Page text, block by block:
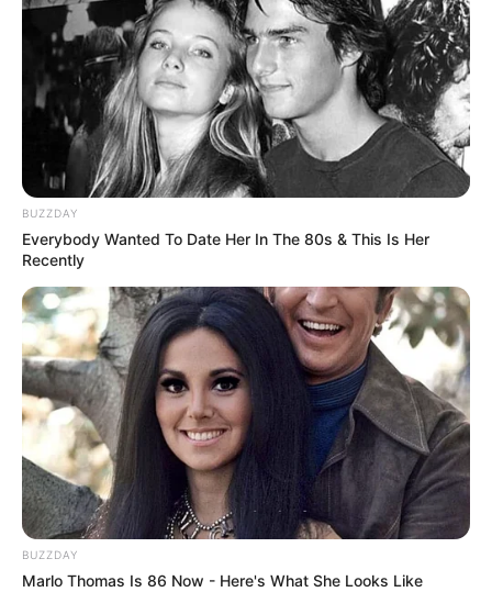
Категорії
Без рубрики
Гарячi
Культура
Нам пишуть
Партнерські матеріали
Події
Політика
Спорт
Схеми
BUZZDAY
Everybody Wanted To Date Her In The 80s & This Is Her
Recently
BUZZDAY
Marlo Thomas Is 86 Now - Here's What She Looks Like